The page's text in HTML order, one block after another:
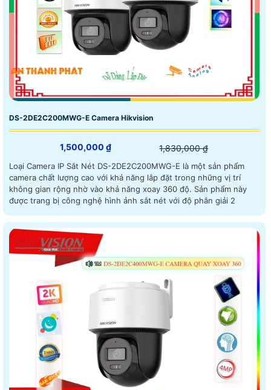
DS-2DE2C200MWG-E Camera Hikvision
1,500,000 ₫ 1,830,000 ₫
Loại Camera IP Sắt Nét DS-2DE2C200MWG-E là một sản phẩm
camera chất lượng cao với khả năng lắp đặt trong những vị trí
không gian rộng nhờ vào khả năng xoay 360 độ. Sản phẩm này
được trang bị công nghệ hình ảnh sắt nét với độ phân giải 2